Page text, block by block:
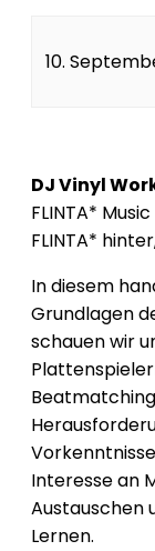
10.
DJ Vinyl
FLINTA*
FLINTA*
In diesem
Grundlagen
schauen wir
Interesse an
Austauschen
Lernen.